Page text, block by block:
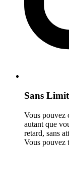
Sans
Vous pouvez
autant que
retard, sans
Vous pouvez